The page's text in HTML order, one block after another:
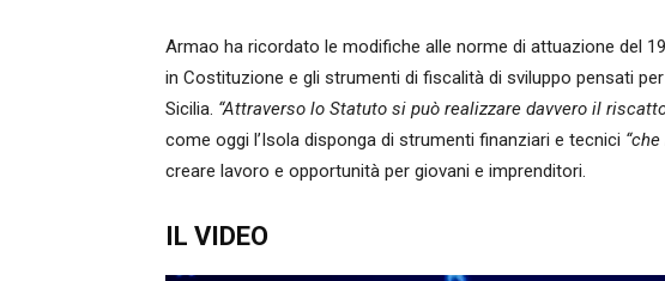
Armao ha ricordato le modifiche alle norme di attuazione del
in Costituzione e gli strumenti di fiscalità di sviluppo pensati
Sicilia. “Attraverso lo Statuto si può realizzare davvero il
come oggi l’Isola disponga di strumenti finanziari e tecnici
creare lavoro e opportunità per giovani e imprenditori.
IL VIDEO